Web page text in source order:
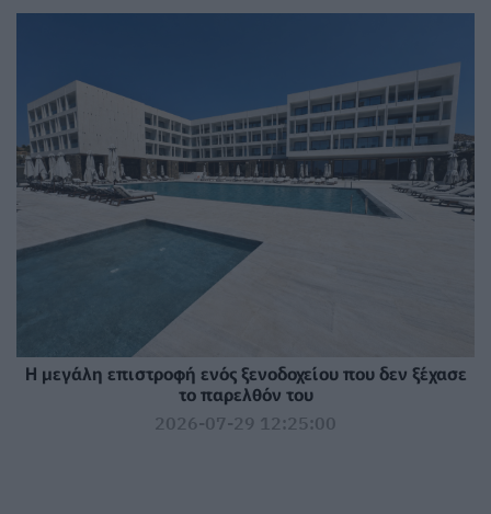
Η μεγάλη επιστροφή ενός ξενοδοχείου που δεν ξέχασε
το παρελθόν του
2026-07-29 12:25:00